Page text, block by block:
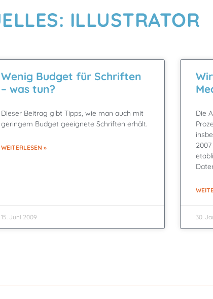
ILLUSTRATOR
Wenig Budget für Schriften
– was tun?
Dieser Beitrag gibt Tipps, wie man auch mit
geringem Budget geeignete Schriften erhält.
WEITERLESEN »
15. Juni 2009
Die
30.